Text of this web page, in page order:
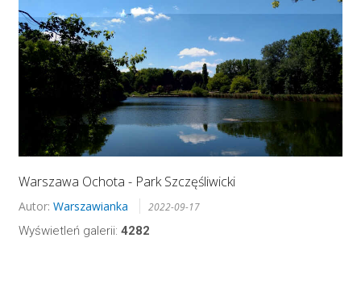
Warszawa Ochota - Park Szczęśliwicki
Autor: Warszawianka 2022-09-17
Wyświetleń galerii: 4282